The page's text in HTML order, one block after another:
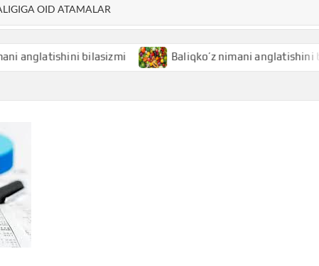
OID ATAMALAR
bilasizmi Baliqko’z nimani anglatishini bilasizmi